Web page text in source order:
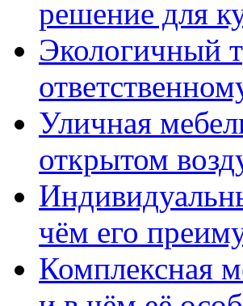
решение для
Экологичный
Уличная
открытом
чём его
Комплексная